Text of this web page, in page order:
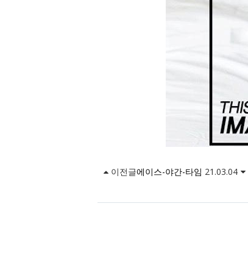
이전글에이스-야간-타임 21.03.04